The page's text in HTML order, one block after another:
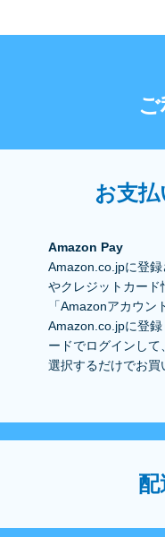
お支
Amazon Pay
Amazon.co.jpに登録
やクレジットカード
「Amazonアカウン
Amazon.co.jpに登
ードでログインし
選択するだけでお買
配